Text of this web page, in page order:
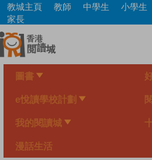
Skip
main
content
教城主頁 教師 中學生
小學生
家長
圖書
e悅讀學校計劃
我的閱讀城
漫話生活